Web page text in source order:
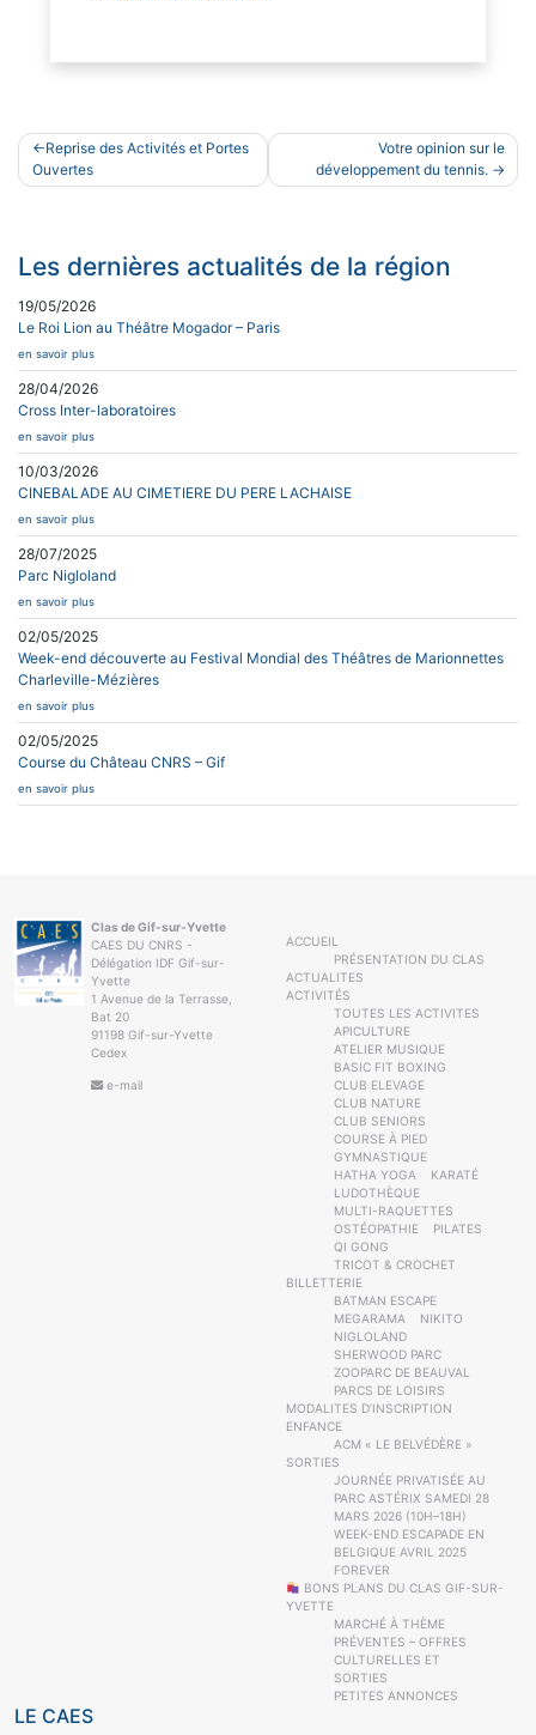
Navigation
de
Reprise des Activités et Portes
Ouvertes
Votre opinion sur le
développement du tennis.
Les dernières actualités de la région
19/05/2026
Le Roi Lion au Théâtre Mogador – Paris
en savoir plus
28/04/2026
Cross Inter-laboratoires
en savoir plus
10/03/2026
CINEBALADE AU CIMETIERE DU PERE LACHAISE
en savoir plus
28/07/2025
Parc Nigloland
en savoir plus
02/05/2025
Week-end découverte au Festival Mondial des Théâtres de Marionnettes
Charleville-Mézières
en savoir plus
02/05/2025
Course du Château CNRS – Gif
en savoir plus
Clas de Gif-sur-Yvette
CAES DU CNRS -
Délégation IDF Gif-sur-
Yvette
1 Avenue de la Terrasse,
Bat 20
91198 Gif-sur-Yvette
Cedex
e-mail
ACCUEIL
PRÉSENTATION DU CLAS
ACTUALITES
ACTIVITÉS
TOUTES LES ACTIVITES
APICULTURE
ATELIER MUSIQUE
BASIC FIT BOXING
CLUB ELEVAGE
CLUB NATURE
CLUB SENIORS
COURSE À PIED
GYMNASTIQUE
HATHA YOGA
KARATÉ
LUDOTHÈQUE
MULTI-RAQUETTES
OSTÉOPATHIE
PILATES
QI GONG
TRICOT & CROCHET
BILLETTERIE
BATMAN ESCAPE
MEGARAMA
NIKITO
NIGLOLAND
SHERWOOD PARC
ZOOPARC DE BEAUVAL
PARCS DE LOISIRS
MODALITES D’INSCRIPTION
ENFANCE
ACM « LE BELVÉDÈRE »
SORTIES
JOURNÉE PRIVATISÉE AU
PARC ASTÉRIX SAMEDI 28
MARS 2026 (10H–18H)
WEEK-END ESCAPADE EN
BELGIQUE AVRIL 2025
FOREVER
BONS PLANS DU CLAS GIF-SUR-
YVETTE
MARCHÉ À THÈME
PRÉVENTES – OFFRES
CULTURELLES ET
SORTIES
PETITES ANNONCES
LE CAES